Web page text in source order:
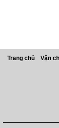
Trang chủ Vận
Địa chỉ VP:
ĐT: